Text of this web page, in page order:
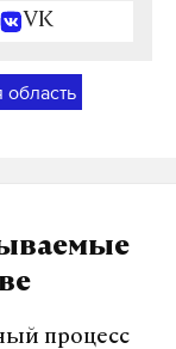
VK
область
процесс